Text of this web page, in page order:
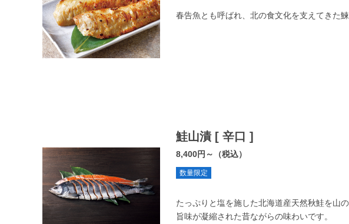
春告魚とも呼ばれ、北の食文化を支えてきた
鮭山漬 [ 辛口 ]
8,400円～（税込）
数量限定
たっぷりと塩を施した北海道産天然秋鮭を山
旨味が凝縮された昔ながらの味わいです。